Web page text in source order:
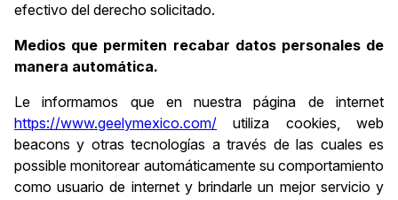
efectivo del derecho solicitado.
Medios que permiten recabar datos personales de
manera automática.
Le informamos que en nuestra página de internet
https://www.geelymexico.com/ utiliza cookies, web
beacons y otras tecnologías a través de las cuales es
possible monitorear automáticamente su comportamiento
como usuario de internet y brindarle un mejor servicio y